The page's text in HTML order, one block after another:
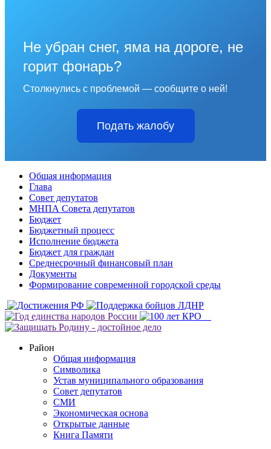
Не убран снег, яма на дороге, не
горит фонарь?
Столкнулись с проблемой — сообщите о ней!
Подать жалобу
Общая информация
Глава
Совет депутатов
МНПА Совета депутатов
Бюджет
Бюджетный процесс
Исполнение бюджета
Бюджет для граждан
Среднесрочный финансовый план
Документы
Формирование современной городской среды
Район
Общая информация
Символика
Устав муниципального образования
Совет депутатов
СМИ
Экономическая основа
Открытые данные
Книга Памяти